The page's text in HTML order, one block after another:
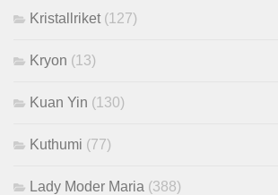
Kristallriket (127)
Kryon (13)
Kuan Yin (130)
Kuthumi (77)
Lady Moder Maria (388)